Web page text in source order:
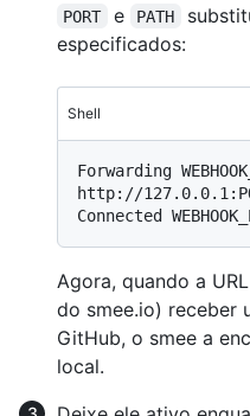
PORT e PATH
especificados:
Shell
Forwarding
http://
Agora, quando a
do smee.io) receber
GitHub, o smee a
local.